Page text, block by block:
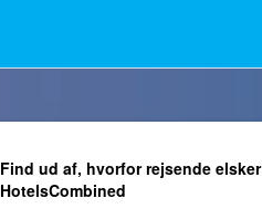
Find ud af, hvorfor rejsende elsker
HotelsCombined